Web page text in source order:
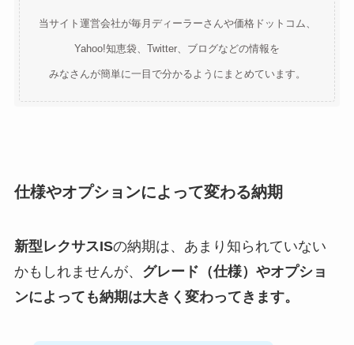
当サイト運営会社が毎月ディーラーさんや価格ドットコム、
Yahoo!知恵袋、Twitter、ブログなどの情報を
みなさんが簡単に一目で分かるようにまとめています。
仕様やオプションによって変わる納期
新型レクサスISの納期は、あまり知られていない
かもしれませんが、 グレード（仕様）やオプショ
ンによっても納期は大きく変わってきます。